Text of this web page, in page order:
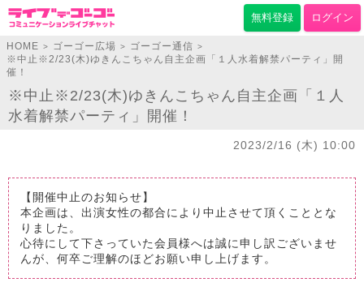
無料登録 ログイン
HOME > ゴーゴー広場 > ゴーゴー通信 >
※中止※2/23(木)ゆきんこちゃん自主企画「１人水着解禁パーティ」開
催！
※中止※2/23(木)ゆきんこちゃん自主企画「１人
水着解禁パーティ」開催！
2023/2/16 (木) 10:00
【開催中止のお知らせ】
本企画は、出演女性の都合により中止させて頂くこととな
りました。
心待にして下さっていた会員様へは誠に申し訳ございませ
んが、何卒ご理解のほどお願い申し上げます。